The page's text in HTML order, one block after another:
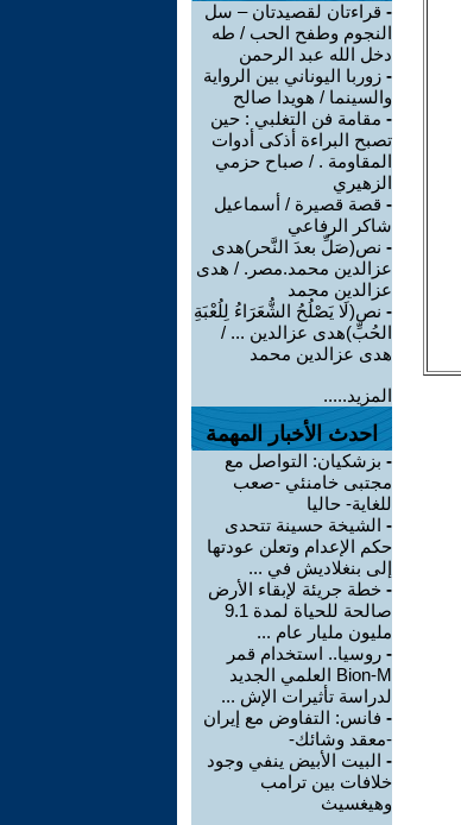
- قراءتان لقصيدتان – سل
النجوم وطفح الحب / طه
دخل الله عبد الرحمن
- زوربا اليوناني بين الرواية
والسينما / هويدا صالح
- مقامة فن التغلبي : حين
تصبح البراءة أذكى أدوات
المقاومة . / صباح حزمي
الزهيري
- قصة قصيرة / أسماعيل
شاكر الرفاعي
- نص(صَلِّ بعدَ النَّحر)هدى
عزالدين محمد.مصر. / هدى
عزالدين محمد
- نص(لَا يَصْلُحُ الشُّعَرَاءُ لِلُعْبَةِ
الحُبِّ)هدى عزالدين ... /
هدى عزالدين محمد
المزيد.....
احدث الأخبار المهمة
- بزشكيان: التواصل مع
مجتبى خامنئي -صعب
للغاية- حاليا
- الشيخة حسينة تتحدى
حكم الإعدام وتعلن عودتها
إلى بنغلاديش في ...
- خطة جريئة لإبقاء الأرض
صالحة للحياة لمدة 9.1
مليون مليار عام ...
- روسيا.. استخدام قمر
Bion-M العلمي الجديد
لدراسة تأثيرات الإش ...
- فانس: التفاوض مع إيران
-معقد وشائك-
- البيت الأبيض ينفي وجود
خلافات بين ترامب
وهيغسيث